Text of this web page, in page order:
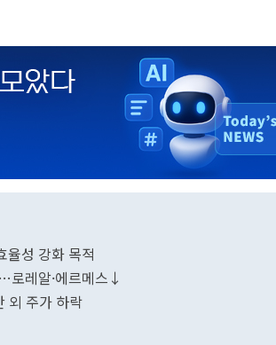
율성 강화 목적
로레알·에르메스↓
외 주가 하락